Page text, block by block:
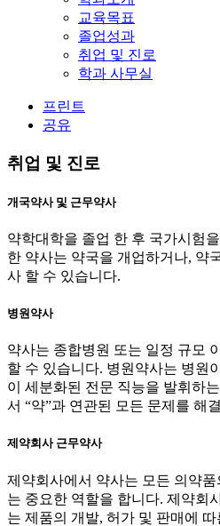
교육목표
졸업성과
취업 및 진로
학과 사무실
프린트
공유
취업 및 진로
개국약사 및 근무약사
약학대학을 졸업 한 후 국가시험
한 약사는 약국을 개업하거나, 약
사 할 수 있습니다.
병원약사
약사는 종합병원 또는 일정 규모
할 수 있습니다. 병원약사는 병원
이 세분화된 전문 직능을 발휘하
서 “약”과 연관된 모든 문제를 해
제약회사 근무약사
제약회사에서 약사는 모든 의약
는 중요한 역할을 합니다. 제약회
는 제품의 개발, 허가 및 판매에